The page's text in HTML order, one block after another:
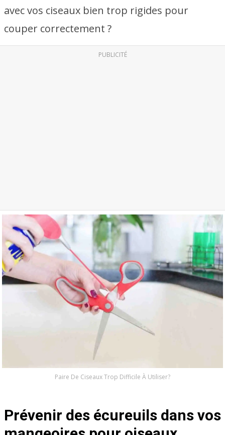
avec vos ciseaux bien trop rigides pour
couper correctement ?
PUBLICITÉ
Paire De Ciseaux Trop Difficile À Utiliser?
Prévenir des écureuils dans vos